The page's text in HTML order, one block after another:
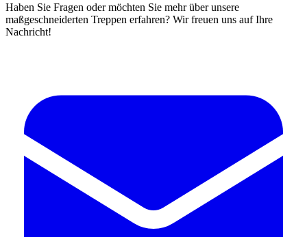
Haben Sie Fragen oder möchten Sie mehr über unsere
maßgeschneiderten Treppen erfahren? Wir freuen uns auf Ihre
Nachricht!